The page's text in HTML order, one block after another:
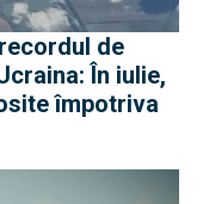
de
În iulie,
împotriva